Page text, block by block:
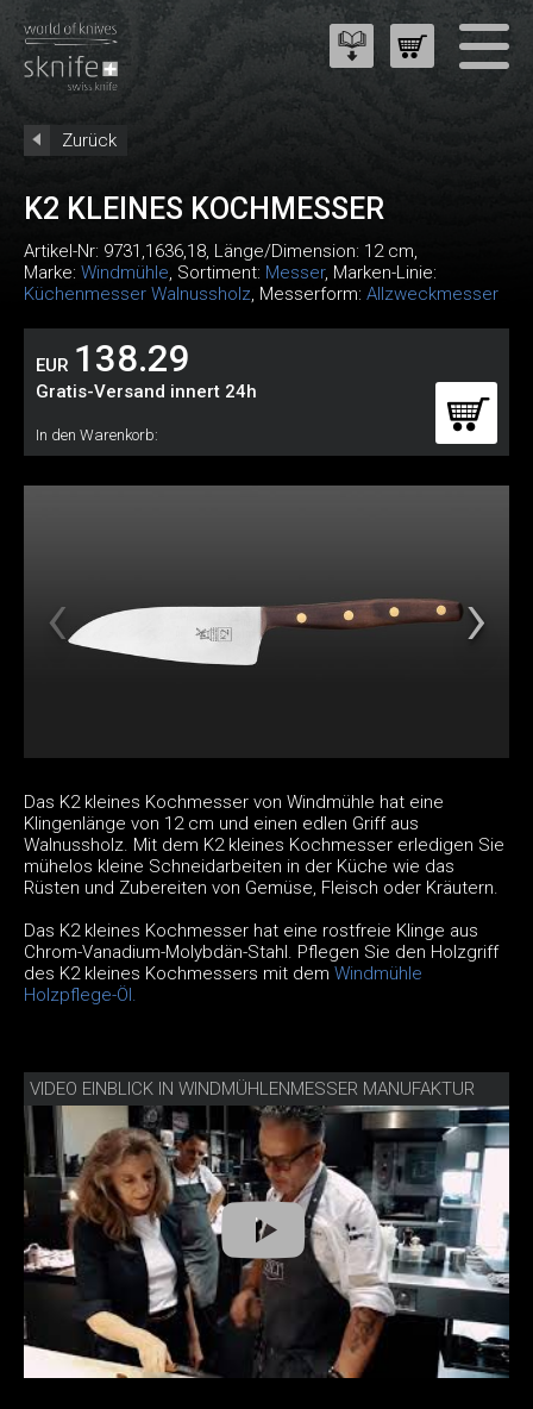
Zurück
K2 KLEINES KOCHMESSER
Artikel-Nr: 9731,1636,18, Länge/Dimension: 12 cm,
Marke: Windmühle, Sortiment: Messer, Marken-Linie:
Küchenmesser Walnussholz, Messerform: Allzweckmesser
EUR 138.29
Gratis-Versand innert 24h
In den Warenkorb:
Das K2 kleines Kochmesser von Windmühle hat eine
Klingenlänge von 12 cm und einen edlen Griff aus
Walnussholz. Mit dem K2 kleines Kochmesser erledigen Sie
mühelos kleine Schneidarbeiten in der Küche wie das
Rüsten und Zubereiten von Gemüse, Fleisch oder Kräutern.
Das K2 kleines Kochmesser hat eine rostfreie Klinge aus
Chrom-Vanadium-Molybdän-Stahl. Pflegen Sie den Holzgriff
des K2 kleines Kochmessers mit dem Windmühle
Holzpflege-Öl.
VIDEO EINBLICK IN WINDMÜHLENMESSER MANUFAKTUR